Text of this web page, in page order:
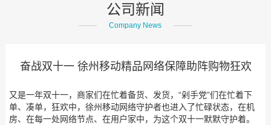
公司新闻
Company News
奋战双十一 徐州移动精品网络保障助阵购物狂欢
又是一年双十一，商家们在忙着备货、发货，“剁手党”们在忙着下
单、凑单，狂欢中，徐州移动网络守护者也进入了忙碌状态，在机
房、在每一处网络节点、在用户家中，为这个双十一默默守护着。